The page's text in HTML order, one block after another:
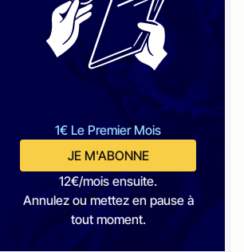
1€ Le Premier Mois
JE M'ABONNE
12€/mois ensuite.
Annulez ou mettez en pause à
tout moment.